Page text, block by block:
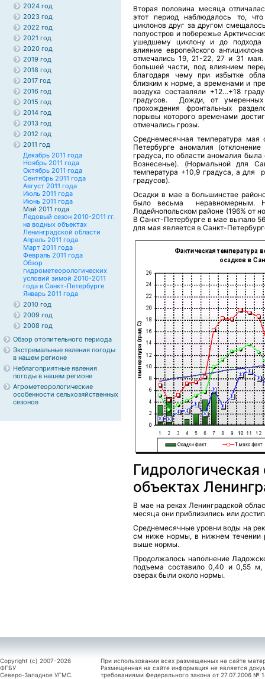
2024 год
2023 год
2022 год
2021 год
2020 год
2019 год
2018 год
2017 год
2016 год
2015 год
2014 год
2013 год
2012 год
2011 год
Декабрь 2011 года
Ноябрь 2011 года
Октябрь 2011 года
Сентябрь 2011 года
Август 2011 года
Июль 2011 года
Июнь 2011 года
Май 2011 года
Ледовый сезон 2010-2011 гг.
на водных объектах
Ленинградской области
Апрель 2011 года
Март 2011 года
Февраль 2011 года
Обзор
гидрометеорологических
условий зимой 2010-2011
года в Санкт-Петербурге
Январь 2011 года
2010 год
2009 год
2008 год
Обзор отопительного периода
Экстремальные явления погоды
в нашем регионе
Неблагоприятные явления
погоды в нашем регионе
Агрометеорологические
особенности сельхозяйственных
сезонов
Вторая половина месяца
этот период наблюдалось то,
циклонов друг за другом
полуостров и побережье
ушедшему циклону и до подхода
влияние европейского
отмечались 19, 21-22, 27 и 31
большей части, под влиянием
благодаря чему при избытке
близким к норме, а временами и
воздуха составляли +12…+18
градусов. Дожди, от
прохождения фронтальных
порывы которого временами
отмечались грозы.
Среднемесячная температура мая
Петербурге аномалия
градуса, по области аномалия
Вознесенье). (Нормальной для
температура +10,9 градуса, а для
градусов).
Осадки в мае в большинстве
было весьма неравномерным.
Лодейнопольском районе (196% от
В Санкт-Петербурге в мае выпало
для мая является в Санкт-
объектах
В мае на реках Ленинградской
месяца они приблизились или
Среднемесячные уровни воды на
см ниже нормы, в нижнем течении
выше нормы.
Продолжалось наполнение
подъема составило 0,40 и 0,55 м,
озерах были около нормы.
Copyright (c) 2007-2026
ФГБУ
Северо-Западное УГМС.
При использовании всех размещенных на сайте
Размещенная на сайте информация не является
требованиями Федерального закона от 27.07.2006